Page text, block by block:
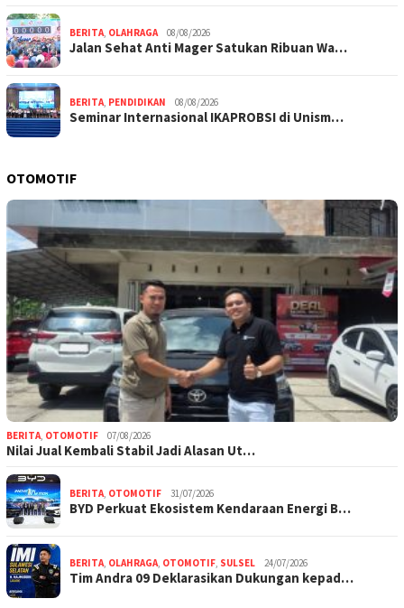
BERITA, OLAHRAGA 08/08/2026
Jalan Sehat Anti Mager Satukan Ribuan Wa…
BERITA, PENDIDIKAN 08/08/2026
Seminar Internasional IKAPROBSI di Unism…
OTOMOTIF
BERITA, OTOMOTIF 07/08/2026
Nilai Jual Kembali Stabil Jadi Alasan Ut…
BERITA, OTOMOTIF 31/07/2026
BYD Perkuat Ekosistem Kendaraan Energi B…
BERITA, OLAHRAGA, OTOMOTIF, SULSEL 24/07/2026
Tim Andra 09 Deklarasikan Dukungan kepad…